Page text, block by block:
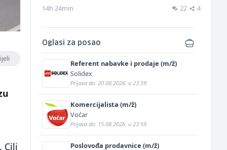
Cilj
14h 24min 22 4
Oglasi za posao
Referent nabavke i prodaje (m/ž)
Solidex
Prijava do: 20.08.2026. u 23:59
Komercijalista (m/ž)
Voćar
Prijava do: 15.08.2026. u 23:59
Poslovođa prodavnice (m/ž)